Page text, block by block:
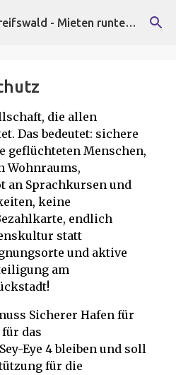
Hauptbereich Alternative Liste Greifswald - Mieten runter, Faschist*innen raus!
die allen
Das bedeutet: sichere
geflüchteten Menschen,
Wohnraums,
an Sprachkursen und
keine
endlich
statt
und aktive
am
Sicherer Hafen für
das
Eye 4 bleiben und soll
für die